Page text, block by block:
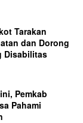
Tarakan
dan Dorong
Disabilitas
Pemkab
Pahami